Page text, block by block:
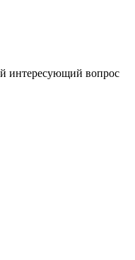
интересующий вопрос